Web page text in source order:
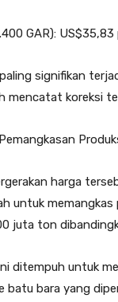
GAR):
paling signifikan
mencatat koreksi
harga
untuk
juta ton
ditempuh untuk
batu bara yang